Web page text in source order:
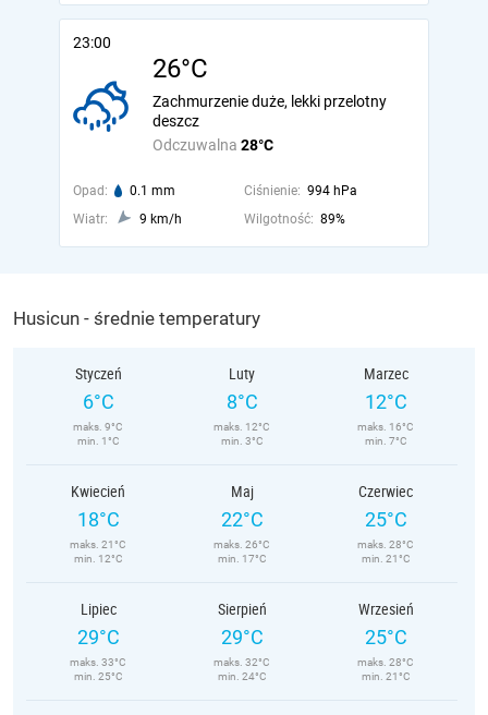
23:00
26°C
Odczuwalna 28°C
Zachmurzenie duże, lekki przelotny
deszcz
Opad: 0.1 mm Ciśnienie: 994 hPa
Wiatr:
9 km/h Wilgotność: 89%
Husicun - średnie temperatury
Styczeń
6°C
maks. 9°C
min. 1°C
Luty
8°C
maks. 12°C
min. 3°C
Marzec
12°C
maks. 16°C
min. 7°C
Kwiecień
18°C
maks. 21°C
min. 12°C
Maj
22°C
maks. 26°C
min. 17°C
Czerwiec
25°C
maks. 28°C
min. 21°C
Lipiec
29°C
maks. 33°C
min. 25°C
Sierpień
29°C
maks. 32°C
min. 24°C
Wrzesień
25°C
maks. 28°C
min. 21°C